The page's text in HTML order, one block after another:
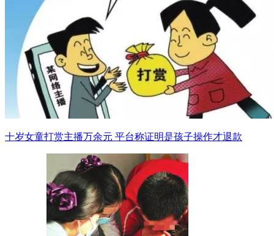
十岁女童打赏主播万余元 平台称证明是孩子操作才退款